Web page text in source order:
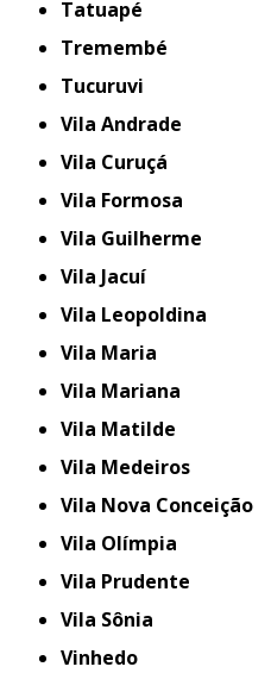
Tatuapé
Tremembé
Tucuruvi
Vila Andrade
Vila Curuçá
Vila Formosa
Vila Guilherme
Vila Jacuí
Vila Leopoldina
Vila Maria
Vila Mariana
Vila Matilde
Vila Medeiros
Vila Nova Conceição
Vila Olímpia
Vila Prudente
Vila Sônia
Vinhedo